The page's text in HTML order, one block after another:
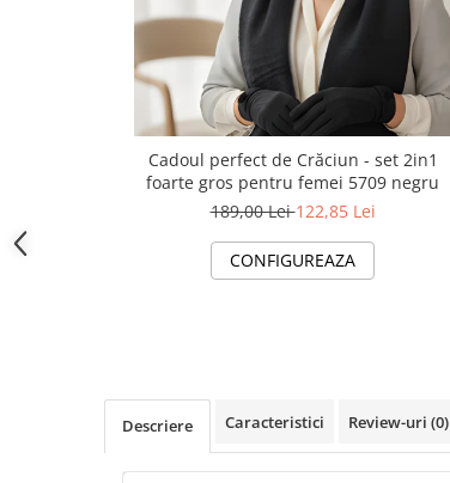
Cadouri pentru Doctori
Cadoul perfect de Crăciun - set 2in1
foarte gros pentru femei 5709 negru
189,00 Lei122,85 Lei
CONFIGUREAZA
Descriere Caracteristici Review-uri (0)